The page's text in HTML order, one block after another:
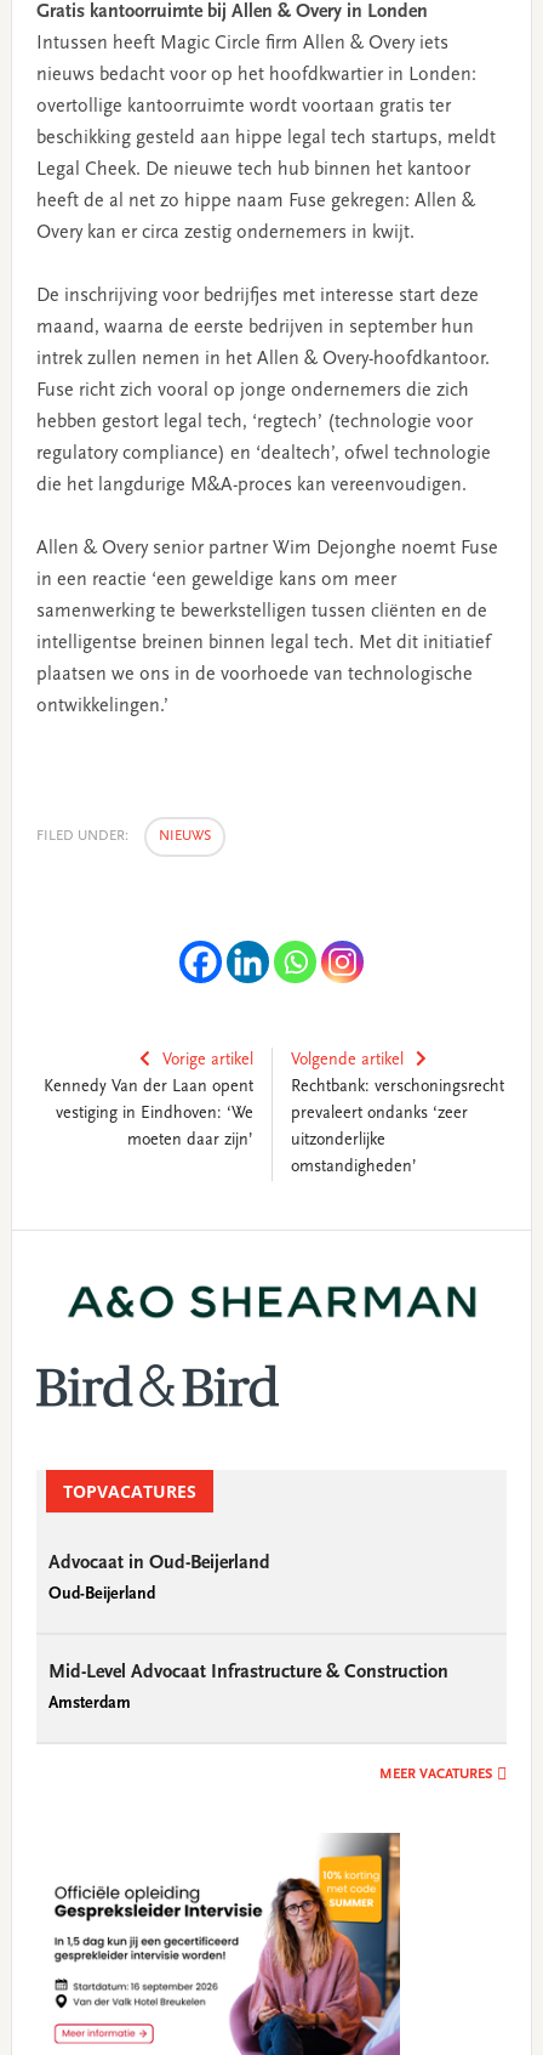
Gratis kantoorruimte bij Allen & Overy in Londen
Intussen heeft Magic Circle firm Allen & Overy iets
nieuws bedacht voor op het hoofdkwartier in Londen:
overtollige kantoorruimte wordt voortaan gratis ter
beschikking gesteld aan hippe legal tech startups, meldt
Legal Cheek. De nieuwe tech hub binnen het kantoor
heeft de al net zo hippe naam Fuse gekregen: Allen &
Overy kan er circa zestig ondernemers in kwijt.
De inschrijving voor bedrijfjes met interesse start deze
maand, waarna de eerste bedrijven in september hun
intrek zullen nemen in het Allen & Overy-hoofdkantoor.
Fuse richt zich vooral op jonge ondernemers die zich
hebben gestort legal tech, ‘regtech’ (technologie voor
regulatory compliance) en ‘dealtech’, ofwel technologie
die het langdurige M&A-proces kan vereenvoudigen.
Allen & Overy senior partner Wim Dejonghe noemt Fuse
in een reactie ‘een geweldige kans om meer
samenwerking te bewerkstelligen tussen cliënten en de
intelligentse breinen binnen legal tech. Met dit initiatief
plaatsen we ons in de voorhoede van technologische
ontwikkelingen.’
FILED UNDER: NIEUWS
Vorige artikel
Kennedy Van der Laan opent
vestiging in Eindhoven: ‘We
moeten daar zijn’
Volgende artikel
Rechtbank: verschoningsrecht
prevaleert ondanks ‘zeer
uitzonderlijke
omstandigheden’
TOPVACATURES
Advocaat in Oud-Beijerland
Oud-Beijerland
Mid-Level Advocaat Infrastructure & Construction
Amsterdam
MEER VACATURES